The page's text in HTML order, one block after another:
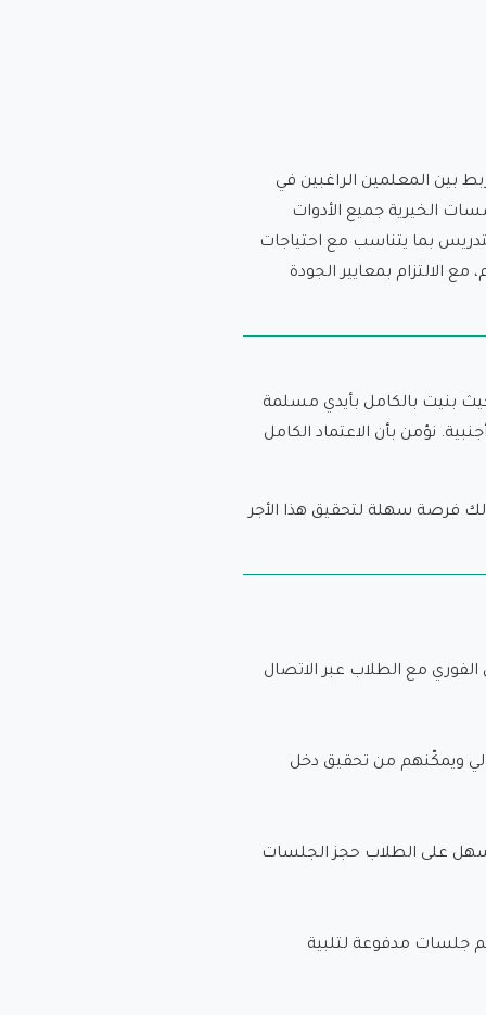
بين المعلمين الراغبين في
الخيرية جميع الأدوات
بما يتناسب مع احتياجات
الالتزام بمعايير الجودة
حيث بنيت بالكامل بأيدي مسلمة
نؤمن بأن الاعتماد الكامل
فرصة سهلة لتحقيق هذا الأجر
مع الطلاب عبر الاتصال
ويمكّنهم من تحقيق دخل
على الطلاب حجز الجلسات
جلسات مدفوعة لتلبية